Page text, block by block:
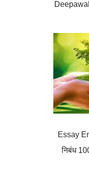
Essay
निबंध